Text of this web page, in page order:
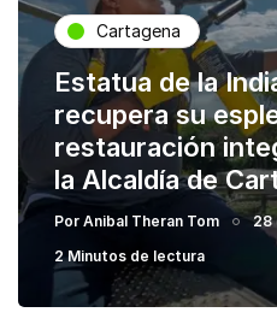
Cartagena
Estatua de la
recupera su
restauración
la Alcaldía de
Por Anibal Theran Tom
28
2 Minutos de lectura